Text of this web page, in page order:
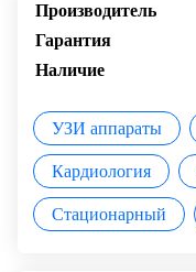
Производитель
Гарантия
Наличие
УЗИ аппараты
Кардиология
Стационарный